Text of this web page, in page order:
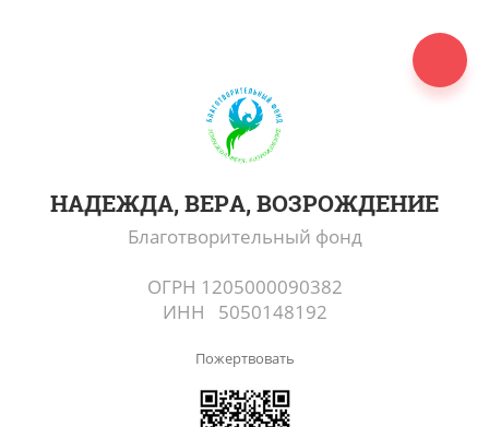
НАДЕЖДА, ВЕРА, ВОЗРОЖДЕНИЕ
Благотворительный фонд
ОГРН 1205000090382
ИНН 5050148192
Пожертвовать